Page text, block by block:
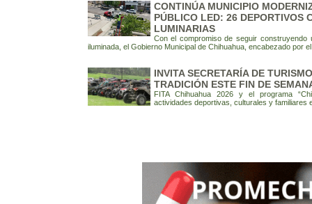
CONTINÚA MUNICIPIO
PÚBLICO LED: 26 DEPORTIVOS
LUMINARIAS
Con el compromiso de seguir
iluminada, el Gobierno Municipal de Chihuahua, encabezado por
INVITA SECRETARÍA DE
TRADICIÓN ESTE FIN DE
FITA Chihuahua 2026 y el programa
actividades deportivas, culturales y familiares